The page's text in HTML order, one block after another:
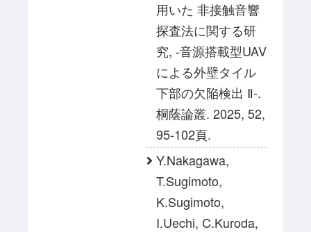
用いた 非接触音響
探査法に関する研
究, -音源搭載型UAV
による外壁タイル
下部の欠陥検出 Ⅱ-.
桐蔭論叢. 2025, 52,
95-102頁.
Y.Nakagawa,
T.Sugimoto,
K.Sugimoto,
I.Uechi, C.Kuroda,